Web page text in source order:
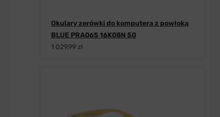
Okulary zerówki do komputera z powłoką
BLUE PRA06S 16K08N 50
1 029,99 zł